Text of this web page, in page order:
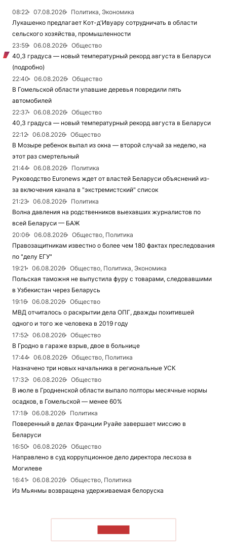
08:22 07.08.2026
Политика, Экономика
Лукашенко предлагает Кот-д'Ивуару сотрудничать в области
сельского хозяйства, промышленности
23:59
06.08.2026
Общество
40,3 градуса — новый температурный рекорд августа в Беларуси
(подробно)
22:40
06.08.2026
Общество
В Гомельской области упавшие деревья повредили пять
автомобилей
22:37
06.08.2026
Общество
40,3 градуса — новый температурный рекорд августа в Беларуси
22:12
06.08.2026
Общество
В Мозыре ребенок выпал из окна — второй случай за неделю, на
этот раз смертельный
21:44
06.08.2026
Политика
Руководство Euronews ждет от властей Беларуси объяснений из-
за включения канала в "экстремистский" список
21:23
06.08.2026
Политика
Волна давления на родственников выехавших журналистов по
всей Беларуси — БАЖ
20:06
06.08.2026
Общество, Политика
Правозащитникам известно о более чем 180 фактах преследования
по "делу ЕГУ"
19:21
06.08.2026
Общество, Политика, Экономика
Польская таможня не выпустила фуру с товарами, следовавшими
в Узбекистан через Беларусь
19:16
06.08.2026
Общество
МВД отчиталось о раскрытии дела ОПГ, дважды похитившей
одного и того же человека в 2019 году
17:52
06.08.2026
Общество
В Гродно в гараже взрыв, двое в больнице
17:44
06.08.2026
Общество, Политика
Назначено три новых начальника в региональные УСК
17:32
06.08.2026
Общество
В июле в Гродненской области выпало полторы месячные нормы
осадков, в Гомельской — менее 60%
17:18
06.08.2026
Политика
Поверенный в делах Франции Руайе завершает миссию в
Беларуси
16:50
06.08.2026
Общество
Направлено в суд коррупционное дело директора лесхоза в
Могилеве
16:41
06.08.2026
Общество, Политика
Из Мьянмы возвращена удерживаемая белоруска